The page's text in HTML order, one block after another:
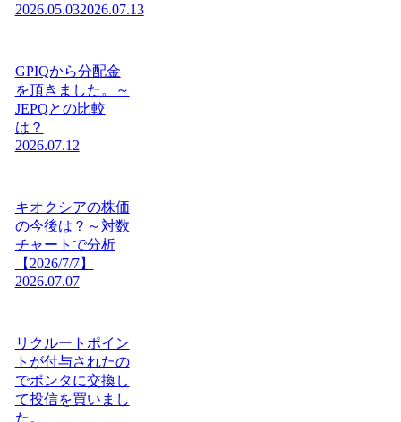
2026.05.032026.07.13
GPIQから分配金
を頂きました。～
JEPQとの比較
は？
2026.07.12
キオクシアの株価
の今後は？～対数
チャートで分析
【2026/7/7】
2026.07.07
リクルートポイン
トが付与されたの
でポンタに交換し
て投信を買いまし
た。